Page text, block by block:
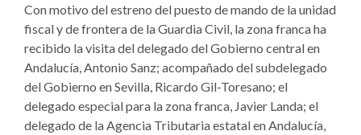
Con motivo del estreno del puesto de mando de la unidad
fiscal y de frontera de la Guardia Civil, la zona franca ha
recibido la visita del delegado del Gobierno central en
Andalucía, Antonio Sanz; acompañado del subdelegado
del Gobierno en Sevilla, Ricardo Gil-Toresano; el
delegado especial para la zona franca, Javier Landa; el
delegado de la Agencia Tributaria estatal en Andalucía,